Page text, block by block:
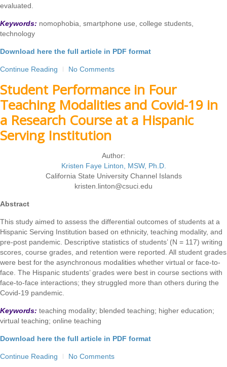
evaluated.
Keywords: nomophobia, smartphone use, college students,
technology
Download here the full article in PDF format
Continue Reading No Comments
Student Performance in Four
Teaching Modalities and Covid-19 in
a Research Course at a Hispanic
Serving Institution
Author:
Kristen Faye Linton, MSW, Ph.D.
California State University Channel Islands
kristen.linton@csuci.edu
Abstract
This study aimed to assess the differential outcomes of students at a
Hispanic Serving Institution based on ethnicity, teaching modality, and
pre-post pandemic. Descriptive statistics of students’ (N = 117) writing
scores, course grades, and retention were reported. All student grades
were best for the asynchronous modalities whether virtual or face-to-
face. The Hispanic students’ grades were best in course sections with
face-to-face interactions; they struggled more than others during the
Covid-19 pandemic.
Keywords: teaching modality; blended teaching; higher education;
virtual teaching; online teaching
Download here the full article in PDF format
Continue Reading No Comments